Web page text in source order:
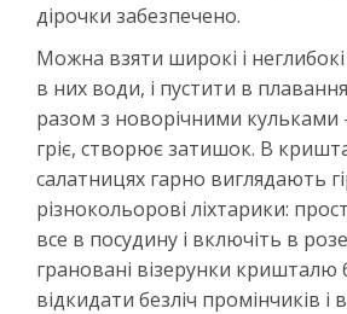
дірочки забезпечено.
Можна взяти широкі і
в них води, і пустити в плавання
разом з новорічними кульками
гріє, створює затишок. В
салатницях гарно виглядають
різнокольорові ліхтарики:
все в посудину і включіть в
грановані візерунки кришталю
відкидати безліч промінчиків і